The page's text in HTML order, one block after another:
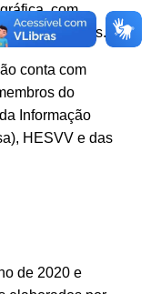
com
customizáveis.
conta com
do
Informação
HESVV e das
de 2020 e